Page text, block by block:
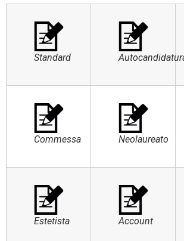
Standard
Commessa Neolaureato
Estetista Account